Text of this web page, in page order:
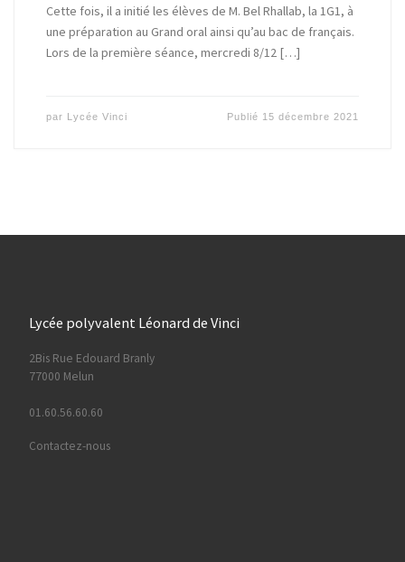
Cette fois, il a initié les élèves de M. Bel Rhallab, la 1G1, à
une préparation au Grand oral ainsi qu’au bac de français.
Lors de la première séance, mercredi 8/12 […]
par Lycée Vinci Publié 15 décembre 2021
Lycée polyvalent Léonard de Vinci
2Bis Rue Edouard Branly
77000 Melun
01.60.56.60.60
Contactez-nous